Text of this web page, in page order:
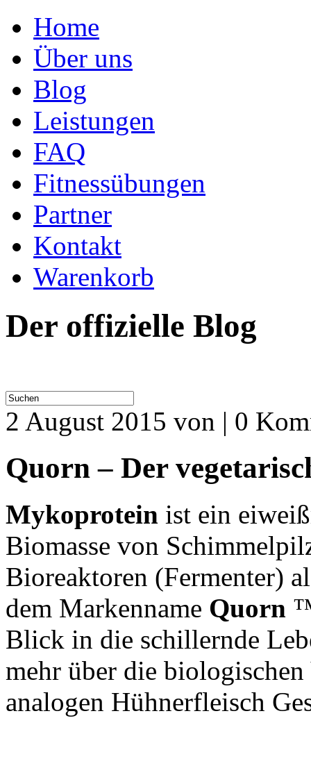
Home
Über uns
Blog
Leistungen
FAQ
Fitnessübungen
Partner
Kontakt
Warenkorb
Der offizielle Blog
2 August 2015 von | 0
Quorn – Der
Mykoprotein ist ein
Biomasse von
Bioreaktoren (Fermenter)
dem Markenname Quorn
Blick in die schillernde
mehr über die
analogen Hühnerfleisch